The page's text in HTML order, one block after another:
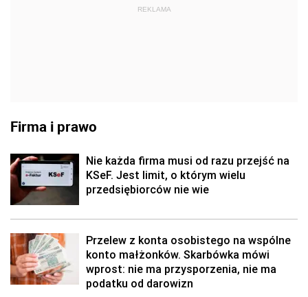
REKLAMA
Firma i prawo
Nie każda firma musi od razu przejść na
KSeF. Jest limit, o którym wielu
przedsiębiorców nie wie
Przelew z konta osobistego na wspólne
konto małżonków. Skarbówka mówi
wprost: nie ma przysporzenia, nie ma
podatku od darowizn